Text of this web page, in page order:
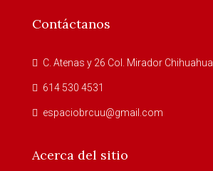
Contáctanos
C. Atenas y 26 Col. Mirador Chihuahua
614 530 4531
espaciobrcuu@gmail.com
Acerca del sitio